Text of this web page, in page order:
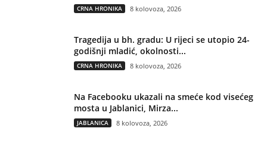
CRNA HRONIKA 8 kolovoza, 2026
Tragedija u bh. gradu: U rijeci se utopio 24-
godišnji mladić, okolnosti...
CRNA HRONIKA 8 kolovoza, 2026
Na Facebooku ukazali na smeće kod visećeg
mosta u Jablanici, Mirza...
JABLANICA 8 kolovoza, 2026